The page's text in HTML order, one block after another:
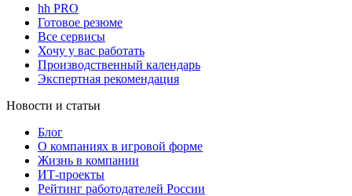
hh PRO
Готовое резюме
Все сервисы
Хочу у вас работать
Производственный календарь
Экспертная рекомендация
Новости и статьи
Блог
О компаниях в игровой форме
Жизнь в компании
ИТ-проекты
Рейтинг работодателей России